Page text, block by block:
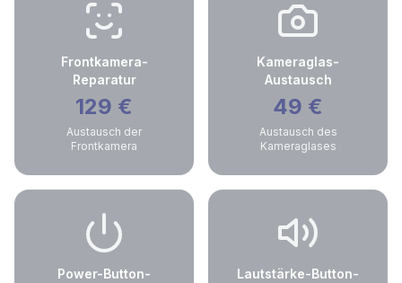
Frontkamera-
Reparatur
129 €
Austausch der
Frontkamera
Kameraglas-
Austausch
49 €
Austausch des
Kameraglases
Power-Button-
Lautstärke-Button-